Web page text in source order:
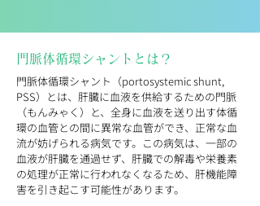
門脈体循環シャントとは？
門脈体循環シャント（portosystemic shunt,
PSS）とは、肝臓に血液を供給するための門脈
（もんみゃく）と、全身に血液を送り出す体循
環の血管との間に異常な血管ができ、正常な血
流が妨げられる病気です。この病気は、一部の
血液が肝臓を通過せず、肝臓での解毒や栄養素
の処理が正常に行われなくなるため、肝機能障
害を引き起こす可能性があります。